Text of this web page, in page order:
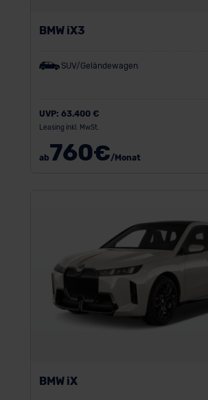
BMW iX3
SUV/Geländewagen
UVP: 63.400 €
Leasing inkl. MwSt.
ab760€/Monat
BMW iX